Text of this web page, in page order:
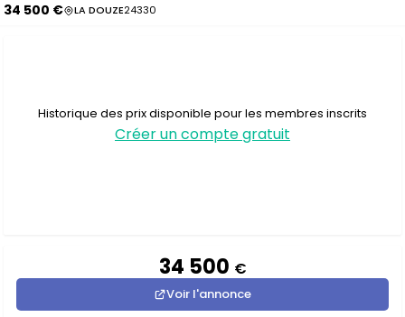
34 500 € LA DOUZE24330
Historique des prix disponible pour les membres inscrits
Créer un compte gratuit
34 500 €
Voir l'annonce